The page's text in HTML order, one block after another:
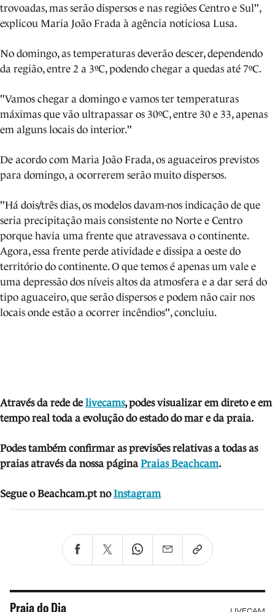
trovoadas, mas serão dispersos e nas regiões Centro e Sul",
explicou Maria João Frada à agência noticiosa Lusa.
No domingo, as temperaturas deverão descer, dependendo
da região, entre 2 a 3ºC, podendo chegar a quedas até 7ºC.
"Vamos chegar a domingo e vamos ter temperaturas
máximas que vão ultrapassar os 30ºC, entre 30 e 33, apenas
em alguns locais do interior."
De acordo com Maria João Frada, os aguaceiros previstos
para domingo, a ocorrerem serão muito dispersos.
"Há dois/três dias, os modelos davam-nos indicação de que
seria precipitação mais consistente no Norte e Centro
porque havia uma frente que atravessava o continente.
Agora, essa frente perde atividade e dissipa a oeste do
território do continente. O que temos é apenas um vale e
uma depressão dos níveis altos da atmosfera e a dar será do
tipo aguaceiro, que serão dispersos e podem não cair nos
locais onde estão a ocorrer incêndios", concluiu.
Através da rede delivecams, podes visualizar em direto e em
tempo real toda a evolução do estado do mar e da praia.
Podes também confirmar as previsões relativas a todas as
praias através da nossa páginaPraias Beachcam.
Segue o Beachcam.pt no Instagram
Praia do Dia